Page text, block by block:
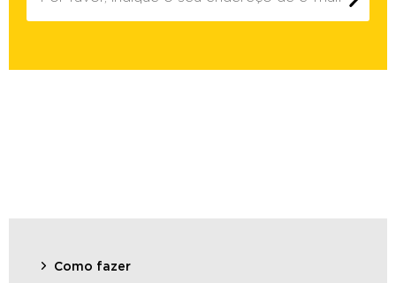
Como fazer